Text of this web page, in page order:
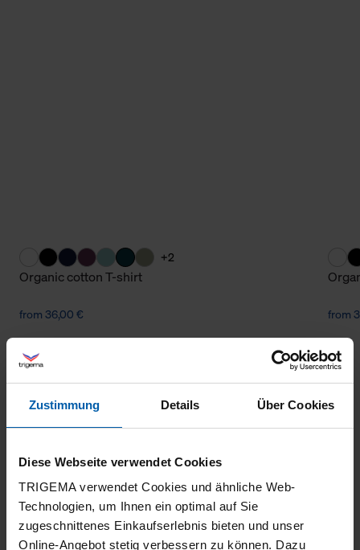
Zustimmung Details Über Cookies
Diese Webseite verwendet Cookies
TRIGEMA verwendet Cookies und ähnliche Web-
Technologien, um Ihnen ein optimal auf Sie
zugeschnittenes Einkaufserlebnis bieten und unser
Online-Angebot stetig verbessern zu können. Dazu
+2
Organic cotton T-shirt
from 36,00 € from
climate-neutral
shipping
Family business